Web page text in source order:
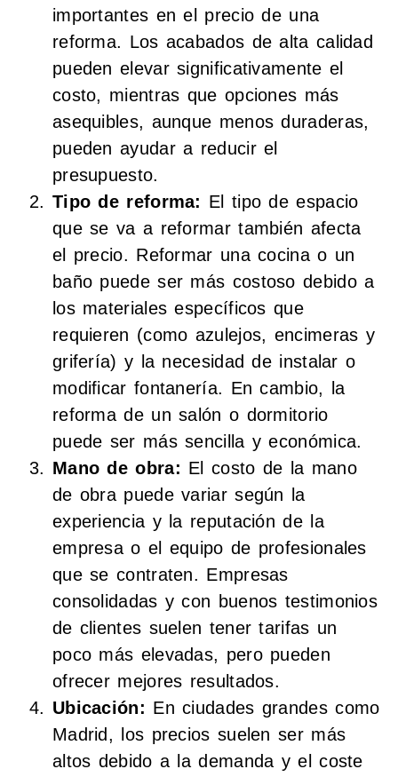
importantes en el precio de una
reforma. Los acabados de alta calidad
pueden elevar significativamente el
costo, mientras que opciones más
asequibles, aunque menos duraderas,
pueden ayudar a reducir el
presupuesto.
Tipo de reforma: El tipo de espacio
que se va a reformar también afecta
el precio. Reformar una cocina o un
baño puede ser más costoso debido a
los materiales específicos que
requieren (como azulejos, encimeras y
grifería) y la necesidad de instalar o
modificar fontanería. En cambio, la
reforma de un salón o dormitorio
puede ser más sencilla y económica.
Mano de obra: El costo de la mano
de obra puede variar según la
experiencia y la reputación de la
empresa o el equipo de profesionales
que se contraten. Empresas
consolidadas y con buenos testimonios
de clientes suelen tener tarifas un
poco más elevadas, pero pueden
ofrecer mejores resultados.
Ubicación: En ciudades grandes como
Madrid, los precios suelen ser más
altos debido a la demanda y el coste